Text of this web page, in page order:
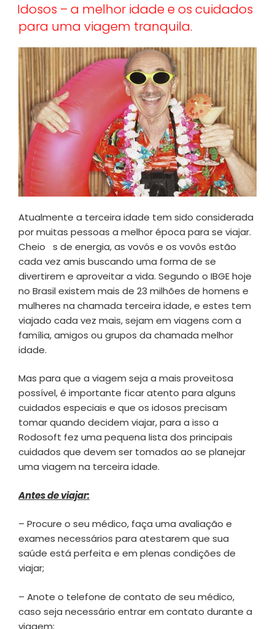
Idosos – a melhor idade e os cuidados
para uma viagem tranquila.
Atualmente a terceira idade tem sido considerada
por muitas pessoas a melhor época para se viajar.
Cheio s de energia, as vovós e os vovôs estão
cada vez amis buscando uma forma de se
divertirem e aproveitar a vida. Segundo o IBGE hoje
no Brasil existem mais de 23 milhões de homens e
mulheres na chamada terceira idade, e estes tem
viajado cada vez mais, sejam em viagens com a
família, amigos ou grupos da chamada melhor
idade.
Mas para que a viagem seja a mais proveitosa
possível, é importante ficar atento para alguns
cuidados especiais e que os idosos precisam
tomar quando decidem viajar, para a isso a
Rodosoft fez uma pequena lista dos principais
cuidados que devem ser tomados ao se planejar
uma viagem na terceira idade.
Antes de viajar:
– Procure o seu médico, faça uma avaliação e
exames necessários para atestarem que sua
saúde está perfeita e em plenas condições de
viajar;
– Anote o telefone de contato de seu médico,
caso seja necessário entrar em contato durante a
viagem;